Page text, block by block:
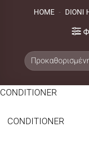
HOME - DIONI
CONDITIONER
CONDITIONER